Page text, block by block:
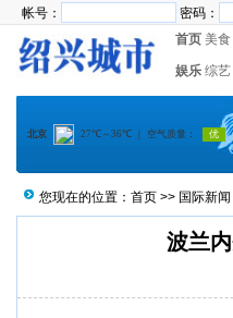
帐号： 密码：
首页 美食
娱乐 综艺
您现在的位置： 首页 >> 国际新闻
波兰